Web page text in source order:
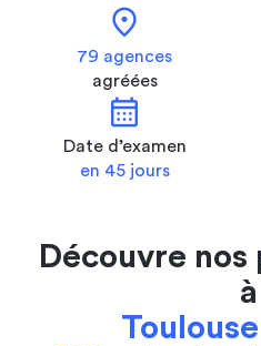
location_on
79 agences
agréées
calendar_month
Date d’examen
en 45 jours
Découvre
à